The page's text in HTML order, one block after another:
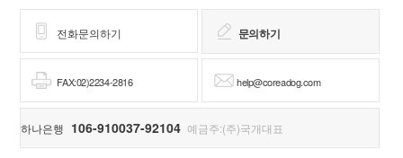
전화문의하기 문의하기
FAX:02)2234-2816 help@coreadog.com
하나은행 106-910037-92104 예금주:(주)국개대표